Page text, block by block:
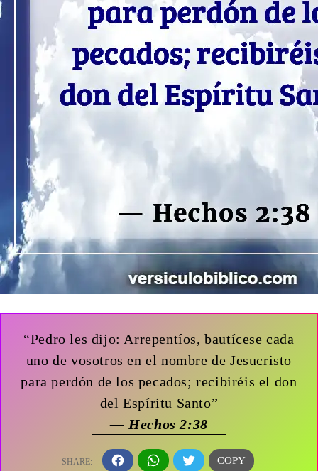
“Pedro les dijo: Arrepentíos, bautícese cada
uno de vosotros en el nombre de Jesucristo
para perdón de los pecados; recibiréis el don
del Espíritu Santo”
— Hechos 2:38